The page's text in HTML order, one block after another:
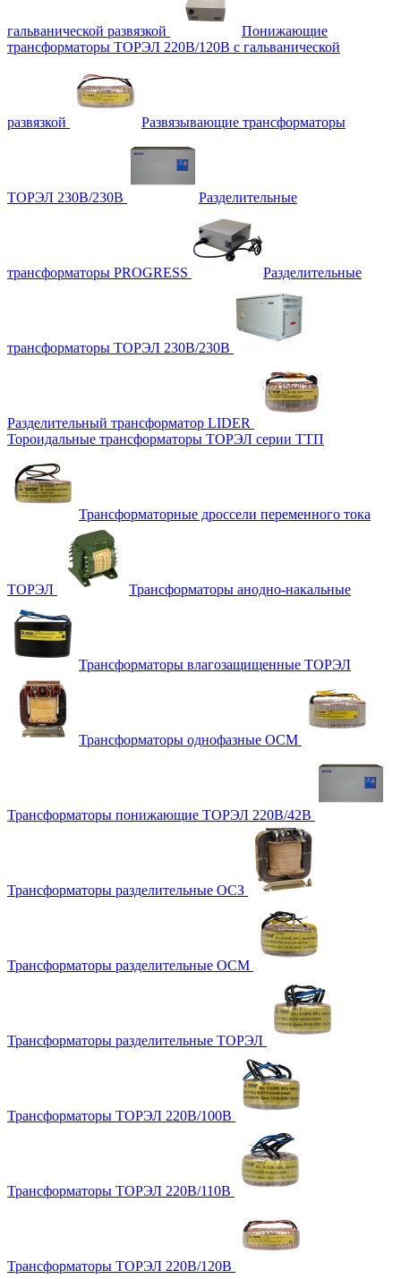
гальванической развязкой
Понижающие
трансформаторы ТОРЭЛ 220В/120В с гальванической
развязкой Развязывающие трансформаторы
ТОРЭЛ 230В/230В Разделительные
трансформаторы PROGRESS Разделительные
трансформаторы ТОРЭЛ 230В/230В
Разделительный трансформатор LIDER
Тороидальные трансформаторы ТОРЭЛ серии ТТП
Трансформаторные дроссели переменного тока
ТОРЭЛ Трансформаторы анодно-накальные
Трансформаторы влагозащищенные ТОРЭЛ
Трансформаторы однофазные ОСМ
Трансформаторы понижающие ТОРЭЛ 220В/42В
Трансформаторы разделительные ОСЗ
Трансформаторы разделительные ОСМ
Трансформаторы разделительные ТОРЭЛ
Трансформаторы ТОРЭЛ 220В/100В
Трансформаторы ТОРЭЛ 220В/110В
Трансформаторы ТОРЭЛ 220В/120В